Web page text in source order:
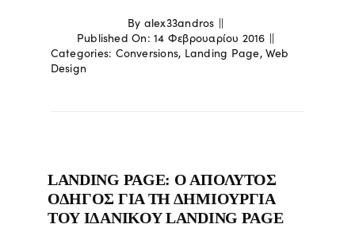
By alex33andros ||
Published On: 14 Φεβρουαρίου 2016 ||
Categories: Conversions, Landing Page, Web
Design
LANDING PAGE: Ο ΑΠΟΛΥΤΟΣ
ΟΔΗΓΟΣ ΓΙΑ ΤΗ ΔΗΜΙΟΥΡΓΙΑ
ΤΟΥ ΙΔΑΝΙΚΟΥ LANDING PAGE